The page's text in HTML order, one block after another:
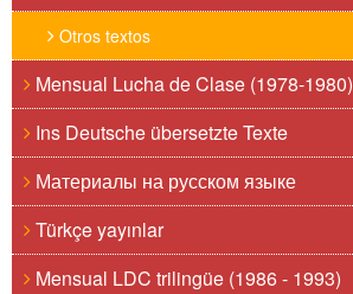
Otros textos
Mensual Lucha de Clase (1978-1980)
Ins Deutsche übersetzte Texte
Материалы на русском языке
Türkçe yayınlar
Mensual LDC trilingüe (1986 - 1993)